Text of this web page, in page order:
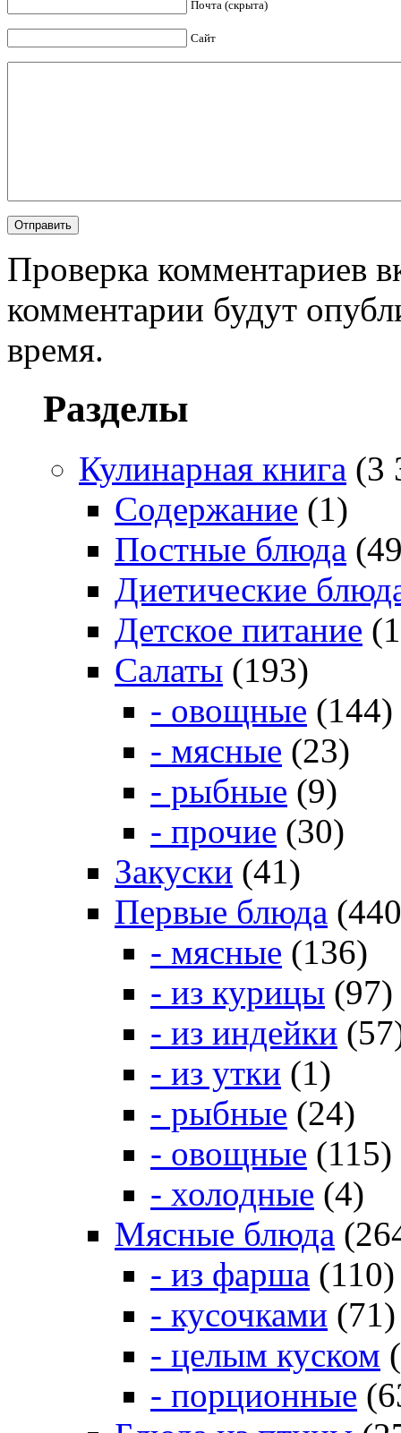
Почта (скрыта)
Сайт
Проверка комментариев
комментарии будут
время.
Разделы
Кулинарная книга (3
Содержание (1)
Постные блюда
Диетические
Детское питание
Салаты (193)
- овощные (144)
- мясные (23)
- рыбные (9)
- прочие (30)
Закуски (41)
Первые блюда
- мясные (136)
- из курицы (97)
- из индейки
- из утки (1)
- рыбные (24)
- овощные (115)
- холодные (4)
Мясные блюда
- из фарша (110)
- кусочками (71)
- целым куском
- порционные